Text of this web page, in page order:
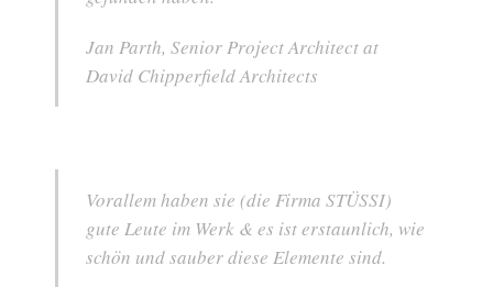
Jan Parth, Senior Project Architect at
David Chipperfield Architects
Vorallem haben sie (die Firma STÜSSI)
gute Leute im Werk & es ist erstaunlich, wie
schön und sauber diese Elemente sind.